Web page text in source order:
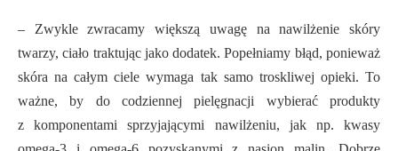
– Zwykle zwracamy większą uwagę na nawilżenie skóry
twarzy, ciało traktując jako dodatek. Popełniamy błąd, ponieważ
skóra na całym ciele wymaga tak samo troskliwej opieki. To
ważne, by do codziennej pielęgnacji wybierać produkty
z komponentami sprzyjającymi nawilżeniu, jak np. kwasy